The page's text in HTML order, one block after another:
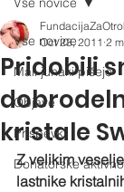
Vse novice
Mali junaki pišejo
Objave
Prispevki
Donatorske
Pridobili
kristale
Oct 28, 2011 2
Z velikim
lastnike